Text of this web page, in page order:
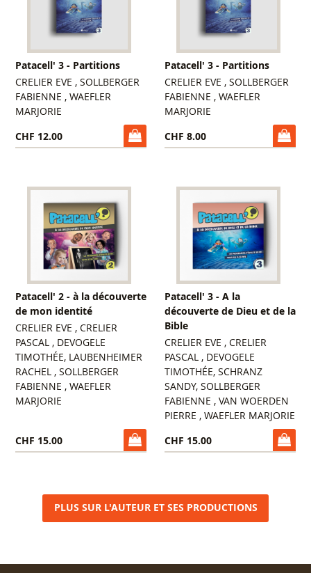
Patacell' 3 - Partitions
CRELIER EVE , SOLLBERGER
FABIENNE , WAEFLER
MARJORIE
CHF 12.00
Patacell' 3 - Partitions
CRELIER EVE , SOLLBERGER
FABIENNE , WAEFLER
MARJORIE
CHF 8.00
Patacell' 2 - à la découverte
de mon identité
CRELIER EVE , CRELIER
PASCAL , DEVOGELE
TIMOTHÉE, LAUBENHEIMER
RACHEL , SOLLBERGER
FABIENNE , WAEFLER
MARJORIE
CHF 15.00
Patacell' 3 - A la
découverte de Dieu et de la
Bible
CRELIER EVE , CRELIER
PASCAL , DEVOGELE
TIMOTHÉE, SCHRANZ
SANDY, SOLLBERGER
FABIENNE , VAN WOERDEN
PIERRE , WAEFLER MARJORIE
CHF 15.00
PLUS SUR L'AUTEUR ET SES PRODUCTIONS